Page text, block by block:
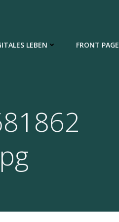
LEBEN FRONT PAGE